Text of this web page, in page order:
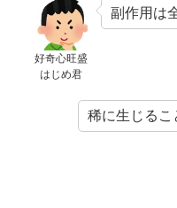
好奇心旺盛
はじめ君
副作用は
稀に生じるこ